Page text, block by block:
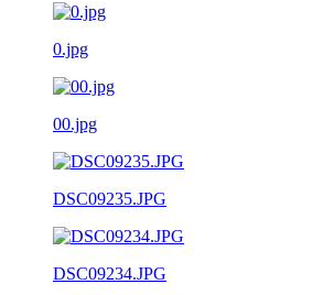
0.jpg
00.jpg
DSC09235.JPG
DSC09234.JPG